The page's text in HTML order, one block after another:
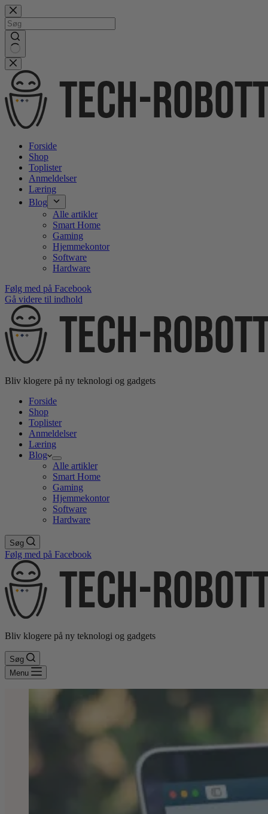
Gå
videre
til
indhold
No
results
Forside
Shop
Toplister
Anmeldelser
Læring
Blog
Alle artikler
Smart Home
Gaming
Hjemmekontor
Software
Hardware
Følg med på Facebook
Gå videre til indhold
Bliv klogere på ny teknologi og gadgets
Forside
Shop
Toplister
Anmeldelser
Læring
Blog
Alle artikler
Smart Home
Gaming
Hjemmekontor
Software
Hardware
Søg
Følg med på Facebook
Bliv klogere på ny teknologi og gadgets
Søg
Menu